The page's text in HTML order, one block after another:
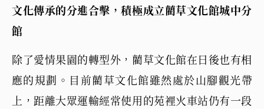
文化傳承的分進合擊，積極成立藺草文化館城中分
館
除了愛情果園的轉型外，藺草文化館在日後也有相
應的規劃。目前藺草文化館雖然處於山腳觀光帶
上，距離大眾運輸經常使用的苑裡火車站仍有一段